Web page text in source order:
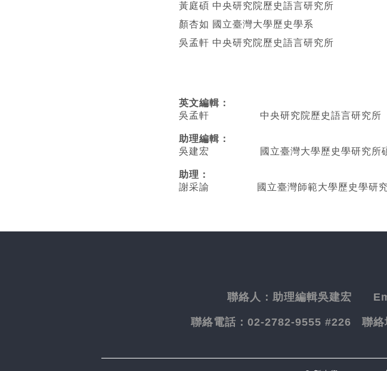
黃庭碩 中央研究院歷史語言研究所
顏杏如 國立臺灣大學歷史學系
吳孟軒 中央研究院歷史語言研究所
英文編輯 ：
吳孟軒 中央研究院歷史語言研究所
助理編輯：
吳建宏 國立臺灣大學歷史學研究所
助理：
謝采諭
國立臺灣師範大學歷史學研
聯絡人： 助理編輯吳建宏
聯絡電話： 02-2782-9555 #226 聯絡